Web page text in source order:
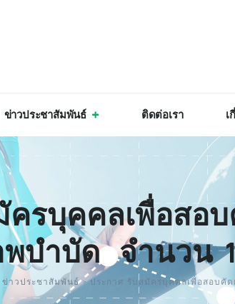
ข่าวประชาสัมพันธ์ ติดต่อเรา เ
รบุคคลเพื่อสอ
พบำบัด จำนวน
ข่าวประชาสัมพันธ์>ประกาศ รับสมัครบุคคลเพื่อสอบคั